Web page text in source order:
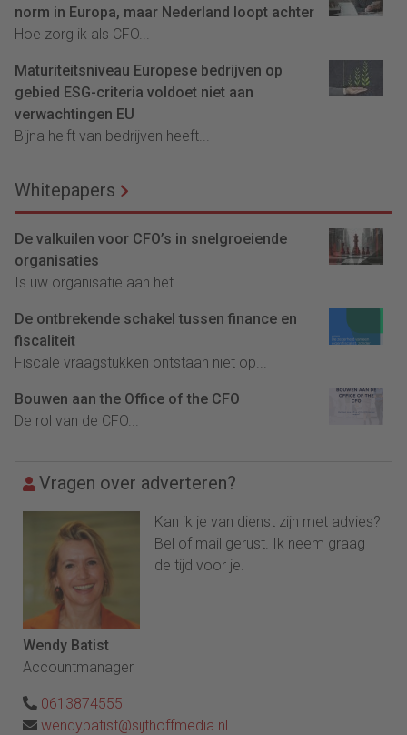
norm in Europa, maar Nederland loopt achter
Hoe zorg ik als CFO...
Maturiteitsniveau Europese bedrijven op
gebied ESG-criteria voldoet niet aan
verwachtingen EU
Bijna helft van bedrijven heeft...
Whitepapers
De valkuilen voor CFO’s in snelgroeiende
organisaties
Is uw organisatie aan het...
De ontbrekende schakel tussen finance en
fiscaliteit
Fiscale vraagstukken ontstaan niet op...
Bouwen aan the Office of the CFO
De rol van de CFO...
Vragen over adverteren?
Kan ik je van dienst zijn met advies?
Bel of mail gerust. Ik neem graag
de tijd voor je.
Wendy Batist
Accountmanager
0613874555
wendybatist@sijthoffmedia.nl